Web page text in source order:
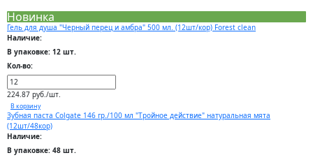
Новинка
Гель для душа "Черный перец и амбра" 500 мл. (12шт/кор) Forest clean
Наличие:
В упаковке: 12 шт.
Кол-во:
224.87 руб./шт.
В корзину
Зубная паста Colgate 146 гр./100 мл "Тройное действие" натуральная мята
(12шт/48кор)
Наличие:
В упаковке: 48 шт.